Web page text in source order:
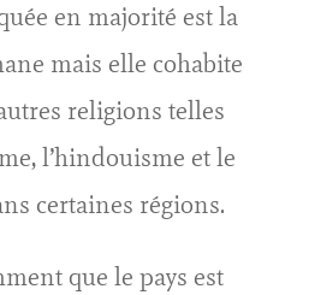
en majorité est la
mais elle cohabite
religions telles
l’hindouisme et le
certaines régions.
que le pays est